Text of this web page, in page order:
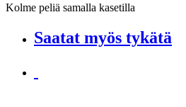
Kolme peliä samalla kasetilla
Saatat myös tykätä